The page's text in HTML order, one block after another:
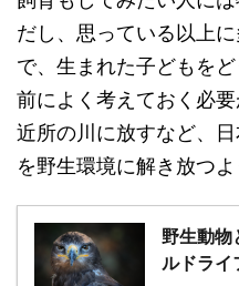
だし、思っている以上
で、生まれた子どもを
前によく考えておく必
近所の川に放すなど、
を野生環境に解き放つ
野生動物
ルドライ